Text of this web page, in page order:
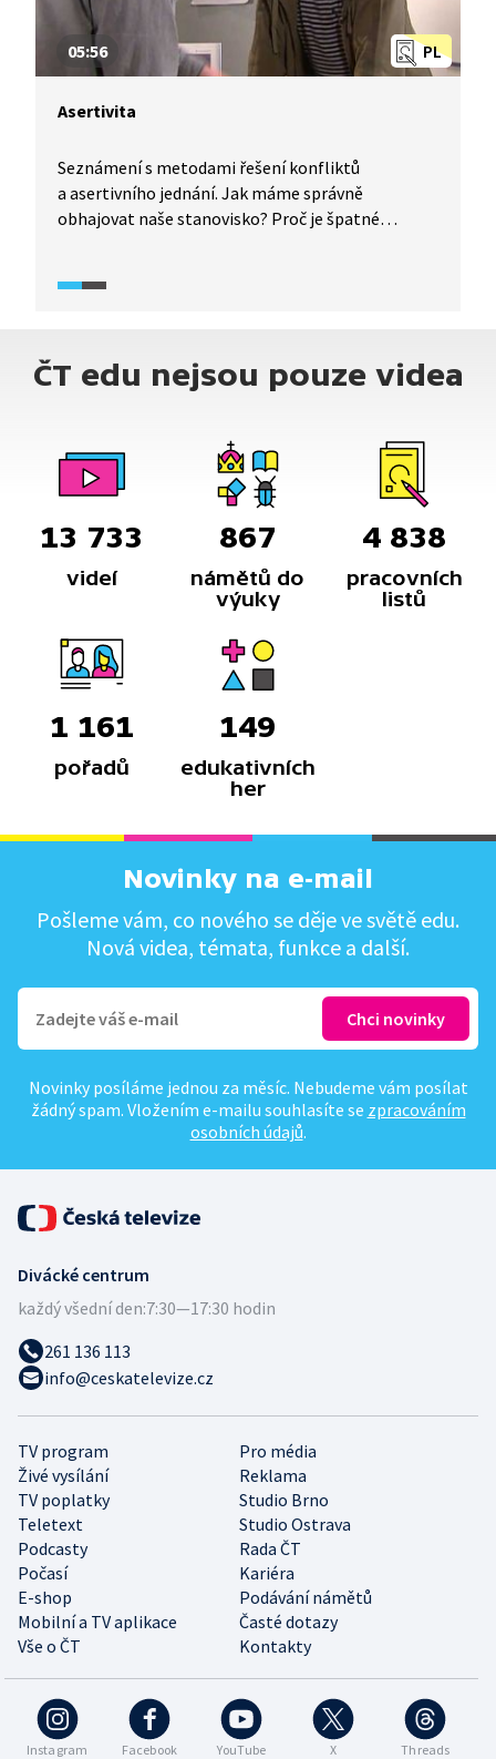
PL
05:56
Asertivita
Seznámení s metodami řešení konfliktů
a asertivního jednání. Jak máme správně
obhajovat naše stanovisko? Proč je špatné
scénkám osvětlují zásady asertivního jednání.
ČT edu nejsou pouze videa
13 733
videí
867
námětů do
výuky
4 838
pracovních
listů
1 161
pořadů
149
edukativních
her
Novinky na e-mail
Pošleme vám, co nového se děje ve světě edu.
Nová videa, témata, funkce a další.
Novinky posíláme jednou za měsíc. Nebudeme vám posílat
žádný spam. Vložením e-mailu souhlasíte se zpracováním
osobních údajů.